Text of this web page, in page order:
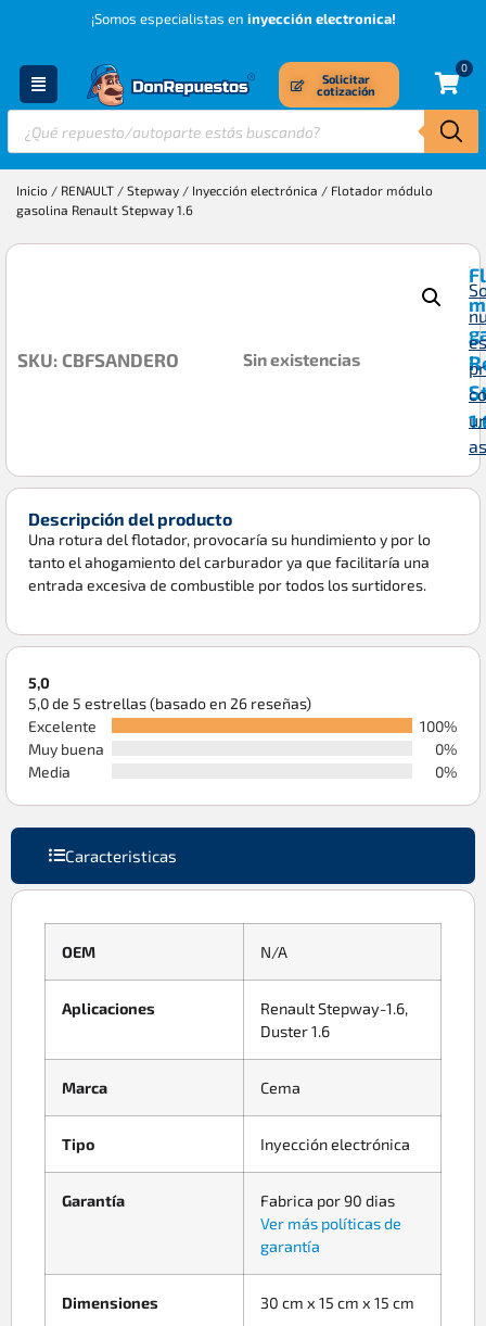
¡Somos especialistas en inyección electronica!
Solicitar
cotización
0
Inicio / RENAULT / Stepway / Inyección electrónica / Flotador módulo
gasolina Renault Stepway 1.6
SKU: CBFSANDERO Sin existencias
Descripción del producto
Una rotura del flotador, provocaría su hundimiento y por lo
tanto el ahogamiento del carburador ya que facilitaría una
entrada excesiva de combustible por todos los surtidores.
5,0
5,0 de 5 estrellas (basado en 26 reseñas)
Excelente
100%
Muy buena
0%
Media
0%
Caracteristicas
OEM N/A
Aplicaciones
Renault Stepway-1.6,
Duster 1.6
Marca Cema
Tipo Inyección electrónica
Garantía
Fabrica por 90 dias
Ver más políticas de
garantía
Dimensiones 30 cm x 15 cm x 15 cm